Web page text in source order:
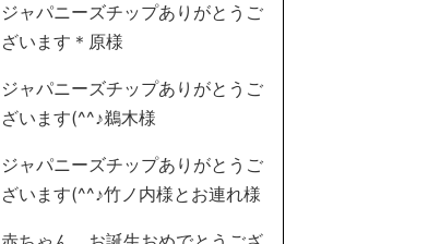
ジャパニーズチップありがとうご
ざいます＊原様
ジャパニーズチップありがとうご
ざいます(^^♪鵜木様
ジャパニーズチップありがとうご
ざいます(^^♪竹ノ内様とお連れ様